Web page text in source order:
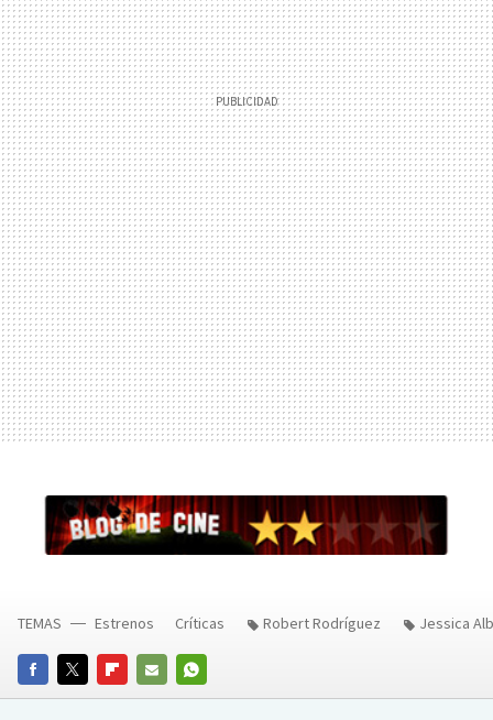
FACEBOOKTWITTERFLIPBOARD
E-
WHATSAPP
TEMAS Estrenos Críticas Robert Rodríguez Jessica